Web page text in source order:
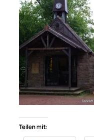
Teilen mit: